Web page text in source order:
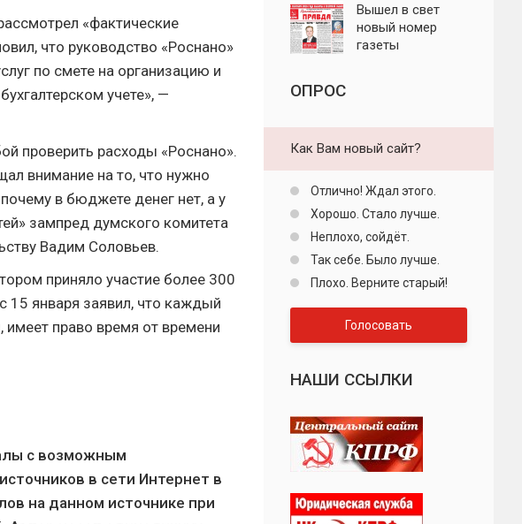
«фактические
что руководство «Роснано»
по смете на организацию и
учете», —
проверить расходы «Роснано».
внимание на то, что нужно
в бюджете денег нет, а у
зампред думского комитета
Вадим Соловьев.
приняло участие более 300
15 января заявил, что каждый
имеет право время от времени
с возможным
в сети Интернет в
на данном источнике при
правда"
Вышел в свет
новый номер
газеты
ОПРОС
Как Вам новый сайт?
Отлично! Ждал этого.
Хорошо. Стало лучше.
Неплохо, сойдёт.
Так себе. Было лучше.
Плохо. Верните старый!
Голосовать
НАШИ ССЫЛКИ